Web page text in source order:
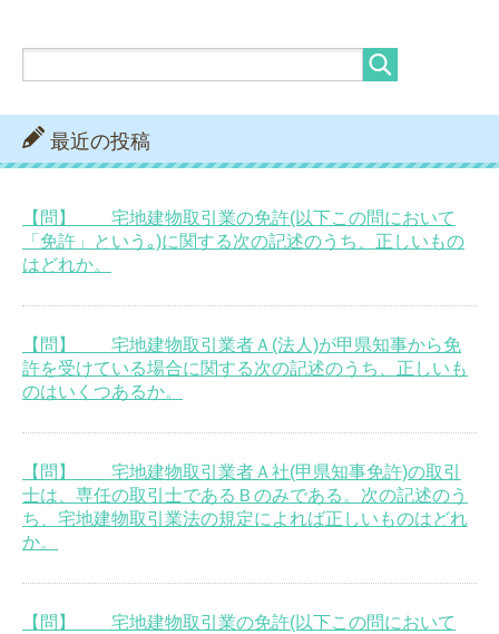
最近の投稿
【問】 宅地建物取引業の免許(以下この問において
「免許」という｡)に関する次の記述のうち、正しいもの
はどれか。
【問】 宅地建物取引業者Ａ(法人)が甲県知事から免
許を受けている場合に関する次の記述のうち、正しいも
のはいくつあるか。
【問】 宅地建物取引業者Ａ社(甲県知事免許)の取引
士は、専任の取引士であるＢのみである。次の記述のう
ち、宅地建物取引業法の規定によれば正しいものはどれ
か。
【問】 宅地建物取引業の免許(以下この問において